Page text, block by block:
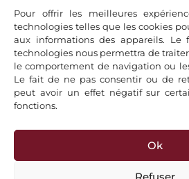
Pour offrir les meilleures
technologies telles que les cookies
aux informations des appareils. Le
technologies nous permettra de
le comportement de navigation ou
Le fait de ne pas consentir ou de
peut avoir un effet négatif sur
fonctions.
Ok
Refuser
Espace libraires
Nous contacter
Vente
de
+ Bancontact, Klarna,